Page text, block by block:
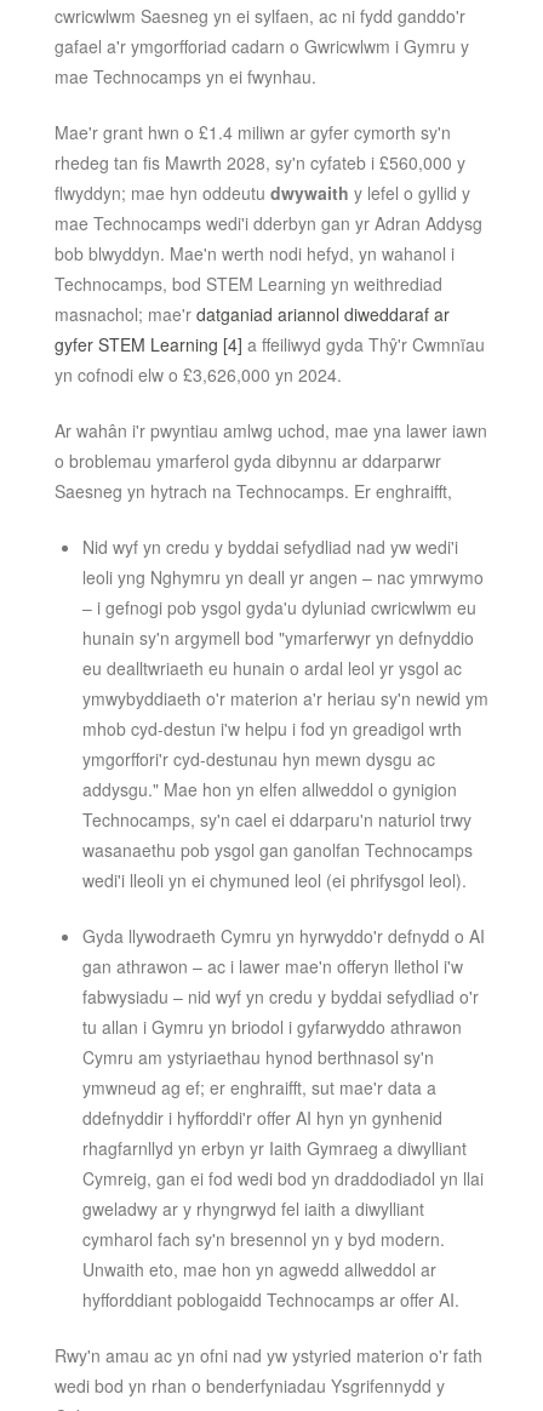
cwricwlwm Saesneg yn ei sylfaen, ac ni fydd ganddo'r
gafael a'r ymgorfforiad cadarn o Gwricwlwm i Gymru y
mae Technocamps yn ei fwynhau.
Mae'r grant hwn o £1.4 miliwn ar gyfer cymorth sy'n
rhedeg tan fis Mawrth 2028, sy'n cyfateb i £560,000 y
flwyddyn; mae hyn oddeutu dwywaith y lefel o gyllid y
mae Technocamps wedi'i dderbyn gan yr Adran Addysg
bob blwyddyn. Mae'n werth nodi hefyd, yn wahanol i
Technocamps, bod STEM Learning yn weithrediad
masnachol; mae'r datganiad ariannol diweddaraf ar
gyfer STEM Learning [4] a ffeiliwyd gyda Thŷ'r Cwmnïau
yn cofnodi elw o £3,626,000 yn 2024.
Ar wahân i'r pwyntiau amlwg uchod, mae yna lawer iawn
o broblemau ymarferol gyda dibynnu ar ddarparwr
Saesneg yn hytrach na Technocamps. Er enghraifft,
Nid wyf yn credu y byddai sefydliad nad yw wedi'i
leoli yng Nghymru yn deall yr angen – nac ymrwymo
– i gefnogi pob ysgol gyda'u dyluniad cwricwlwm eu
hunain sy'n argymell bod "ymarferwyr yn defnyddio
eu dealltwriaeth eu hunain o ardal leol yr ysgol ac
ymwybyddiaeth o'r materion a'r heriau sy'n newid ym
mhob cyd-destun i'w helpu i fod yn greadigol wrth
ymgorffori'r cyd-destunau hyn mewn dysgu ac
addysgu." Mae hon yn elfen allweddol o gynigion
Technocamps, sy'n cael ei ddarparu'n naturiol trwy
wasanaethu pob ysgol gan ganolfan Technocamps
wedi'i lleoli yn ei chymuned leol (ei phrifysgol leol).
Gyda llywodraeth Cymru yn hyrwyddo'r defnydd o AI
gan athrawon – ac i lawer mae'n offeryn llethol i'w
fabwysiadu – nid wyf yn credu y byddai sefydliad o'r
tu allan i Gymru yn briodol i gyfarwyddo athrawon
Cymru am ystyriaethau hynod berthnasol sy'n
ymwneud ag ef; er enghraifft, sut mae'r data a
ddefnyddir i hyfforddi'r offer AI hyn yn gynhenid
rhagfarnllyd yn erbyn yr Iaith Gymraeg a diwylliant
Cymreig, gan ei fod wedi bod yn draddodiadol yn llai
gweladwy ar y rhyngrwyd fel iaith a diwylliant
cymharol fach sy'n bresennol yn y byd modern.
Unwaith eto, mae hon yn agwedd allweddol ar
hyfforddiant poblogaidd Technocamps ar offer AI.
Rwy'n amau ac yn ofni nad yw ystyried materion o'r fath
wedi bod yn rhan o benderfyniadau Ysgrifennydd y